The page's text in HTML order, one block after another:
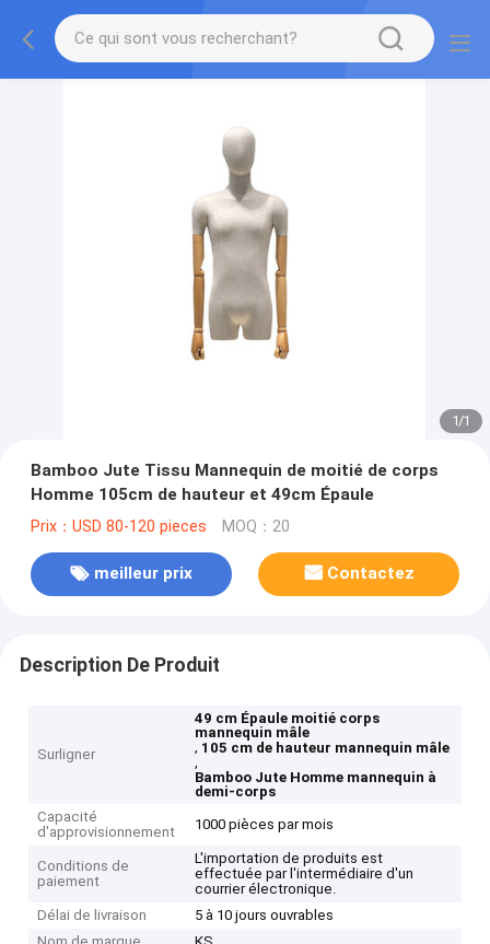
1/1
Bamboo Jute Tissu Mannequin de moitié de corps
Homme 105cm de hauteur et 49cm Épaule
Prix：USD 80-120 pieces MOQ：20
meilleur prix Contactez
Description De Produit
Surligner
49 cm Épaule moitié corps
mannequin mâle
, 105 cm de hauteur mannequin mâle
,
Bamboo Jute Homme mannequin à
demi-corps
Capacité
d'approvisionnement
1000 pièces par mois
Conditions de
paiement
L'importation de produits est
effectuée par l'intermédiaire d'un
courrier électronique.
Délai de livraison
5 à 10 jours ouvrables